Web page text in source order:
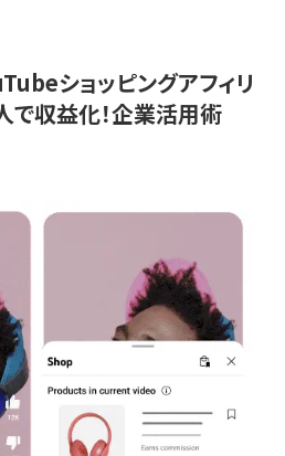
ショッピングアフィリ
で収益化！企業活用術